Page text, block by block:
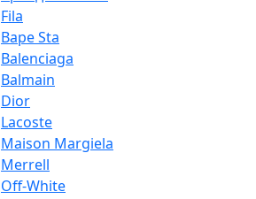
Fila
Bape Sta
Balenciaga
Balmain
Dior
Lacoste
Maison Margiela
Merrell
Off-White